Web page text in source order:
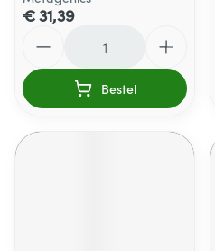
€ 31,39
Bestel